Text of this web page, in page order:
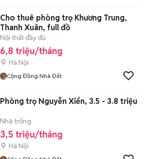
Cho thuê phòng trọ Khương Trung,
Thanh Xuân, full đồ
Nội thất đầy đủ
6,8 triệu/tháng
Hà Nội
Cộng Đồng Nhà Đất
Phòng trọ Nguyễn Xiển, 3.5 - 3.8 triệu
Nhà trống
3,5 triệu/tháng
Hà Nội